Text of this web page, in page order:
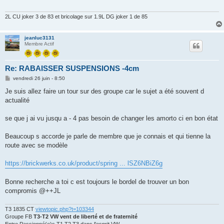
2L CU joker 3 de 83 et bricolage sur 1.9L DG joker 1 de 85
jeanluc3131
Membre Actif
Re: RABAISSER SUSPENSIONS -4cm
M
s
a
vendredi 26 juin - 8:50
Je suis allez faire un tour sur des groupe car le sujet a été souvent d
actualité
se que j ai vu jusqu a - 4 pas besoin de changer les amorto ci en bon état
Beaucoup s accorde je parle de membre que je connais et qui tienne la
route avec se modèle
https://brickwerks.co.uk/product/spring ... lSZ6NBiZ6g
Bonne recherche a toi c est toujours le bordel de trouver un bon
compromis @++JL
T3 1835 CT viewtopic.php?t=103344
Groupe FB T3-T2 VW vent de liberté et de fraternité